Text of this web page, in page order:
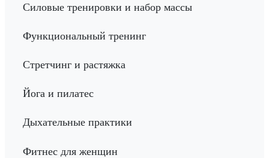
Силовые тренировки и набор массы
Функциональный тренинг
Стретчинг и растяжка
Йога и пилатес
Дыхательные практики
Фитнес для женщин